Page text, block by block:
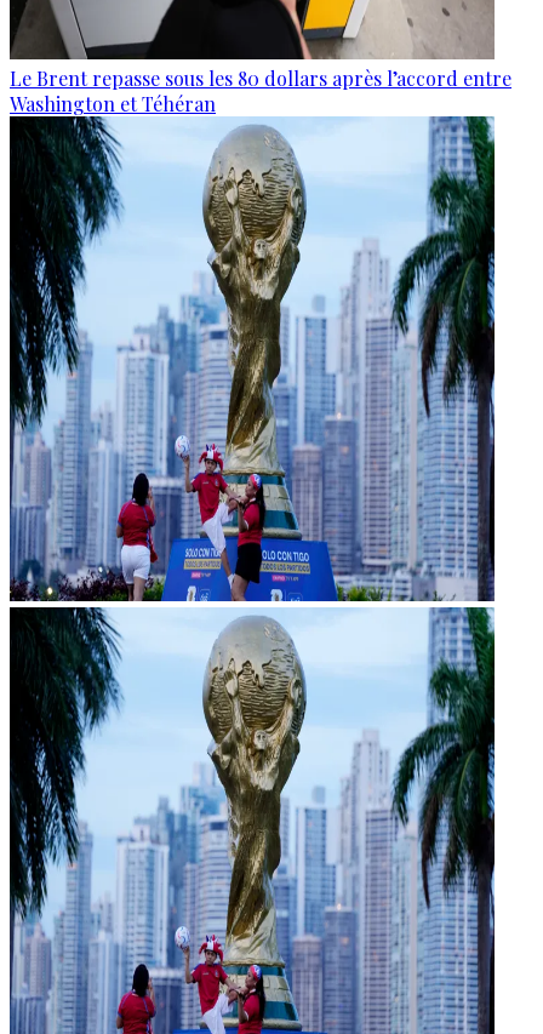
Le Brent repasse sous les 80 dollars après l’accord entre
Washington et Téhéran